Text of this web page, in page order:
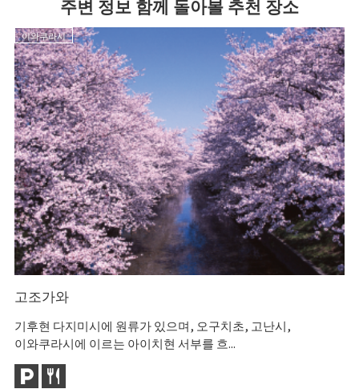
주변 정보 함께 돌아볼 추천 장소
이와쿠라시
고조가와
기후현 다지미시에 원류가 있으며, 오구치초, 고난시,
이와쿠라시에 이르는 아이치현 서부를 흐...